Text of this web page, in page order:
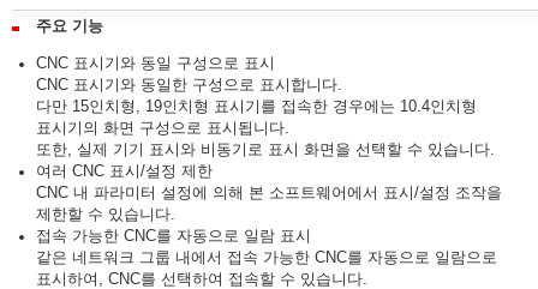
주요 기능
CNC 표시기와 동일 구성으로 표시
CNC 표시기와 동일한 구성으로 표시합니다.
다만 15인치형, 19인치형 표시기를 접속한 경우에는 10.4인치형
표시기의 화면 구성으로 표시됩니다.
또한, 실제 기기 표시와 비동기로 표시 화면을 선택할 수 있습니다.
여러 CNC 표시/설정 제한
CNC 내 파라미터 설정에 의해 본 소프트웨어에서 표시/설정 조작을
제한할 수 있습니다.
접속 가능한 CNC를 자동으로 일람 표시
같은 네트워크 그룹 내에서 접속 가능한 CNC를 자동으로 일람으로
표시하여, CNC를 선택하여 접속할 수 있습니다.